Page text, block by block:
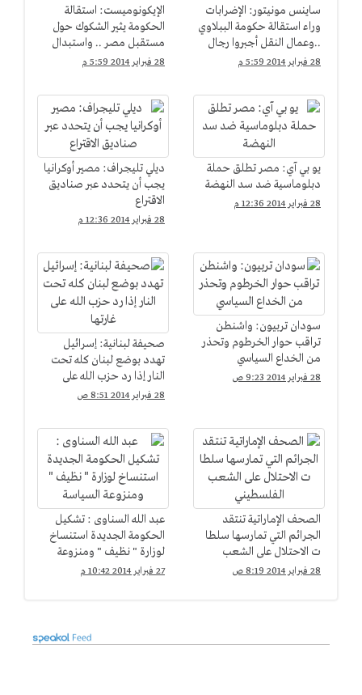
ساينس مونيتور: الإضرابات
وراء استقالة حكومة الببلاوي
..وعمال النقل أجبروا رجال
الجيش علي قيادة
28 فبراير 2014 5:59 م
الإيكونوميست: استقالة
الحكومة يثير الشكوك حول
مستقبل مصر .. واستبدال
الببلاوي بمحلب لعبة
28 فبراير 2014 5:59 م
يو بي آي: مصر تطلق حملة
دبلوماسية ضد سد النهضة
28 فبراير 2014 12:36 م
ديلي تليجراف: مصير أوكرانيا
يجب أن يتحدد عبر صناديق
الاقتراع
28 فبراير 2014 12:36 م
سودان تربيون: واشنطن
تراقب حوار الخرطوم وتحذر
من الخداع السياسي
28 فبراير 2014 9:23 ص
صحيفة لبنانية: إسرائيل
تهدد بوضع لبنان كله تحت
النار إذا رد حزب الله على
غارتها
28 فبراير 2014 8:51 ص
الصحف الإماراتية تنتقد
الجرائم التي تمارسها سلطا
ت الاحتلال على الشعب
الفلسطيني
28 فبراير 2014 8:19 ص
عبد الله السناوى : تشكيل
الحكومة الجديدة استنساخ
لوزارة " نظيف " ومنزوعة
السياسة
27 فبراير 2014 10:42 م